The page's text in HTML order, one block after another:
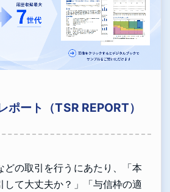
ポート（TSR REPORT）
どの取引を行うにあたり、「本
して大丈夫か？」「与信枠の適